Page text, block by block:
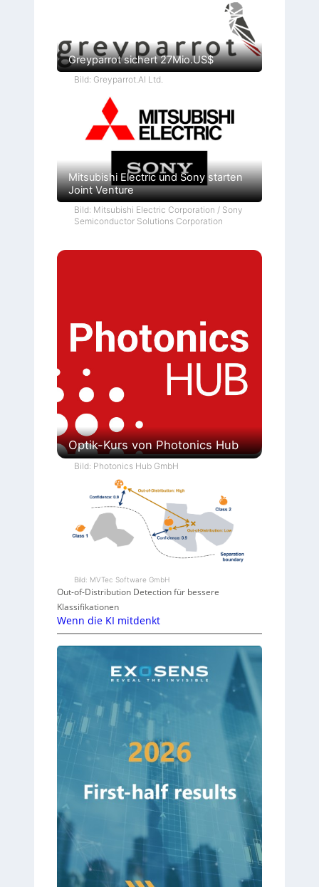
Greyparrot sichert 27Mio.US$
Bild: Greyparrot.AI Ltd.
Mitsubishi Electric und Sony starten
Joint Venture
Bild: Mitsubishi Electric Corporation / Sony
Semiconductor Solutions Corporation
Optik-Kurs von Photonics Hub
Bild: Photonics Hub GmbH
Bild: MVTec Software GmbH
Out-of-Distribution Detection für bessere
Klassifikationen
Wenn die KI mitdenkt